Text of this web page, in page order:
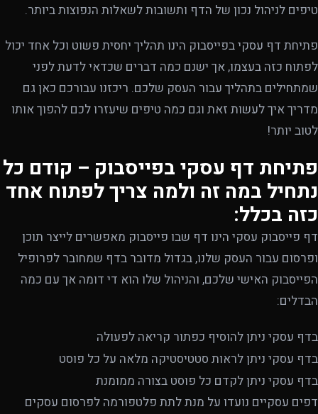
טיפים לניהול נכון של הדף ותשובות לשאלות הנפוצות ביותר.
פתיחת דף עסקי בפייסבוק הינו תהליך יחסית פשוט וכל אחד יכול
לפתוח כזה בעצמו, אך ישנם כמה דברים שכדאי לדעת לפני
שמתחילים בתהליך עבור העסק שלכם. ריכזנו עבורכם כאן גם
מדריך איך לעשות זאת וגם כמה טיפים שיעזרו לכם להפוך אותו
לטוב יותר!
פתיחת דף עסקי בפייסבוק – קודם כל
נתחיל במה זה ולמה צריך לפתוח אחד
כזה בכלל:
דף פייסבוק עסקי הינו דף שבו פייסבוק מאפשרים לייצר תוכן
ופרסום עבור העסק שלנו, בגדול מדובר בדף שמחובר לפרופיל
הפייסבוק האישי שלכם, והניהול שלו הוא די דומה אך עם כמה
הבדלים:
בדף עסקי ניתן להוסיף כפתור קריאה לפעולה
בדף עסקי ניתן לראות סטטיסטיקה מלאה על כל פוסט
בדף עסקי ניתן לקדם כל פוסט בצורה ממומנת
דפים עסקיים נועדו על מנת לתת פלטפורמה לפרסום עסקים